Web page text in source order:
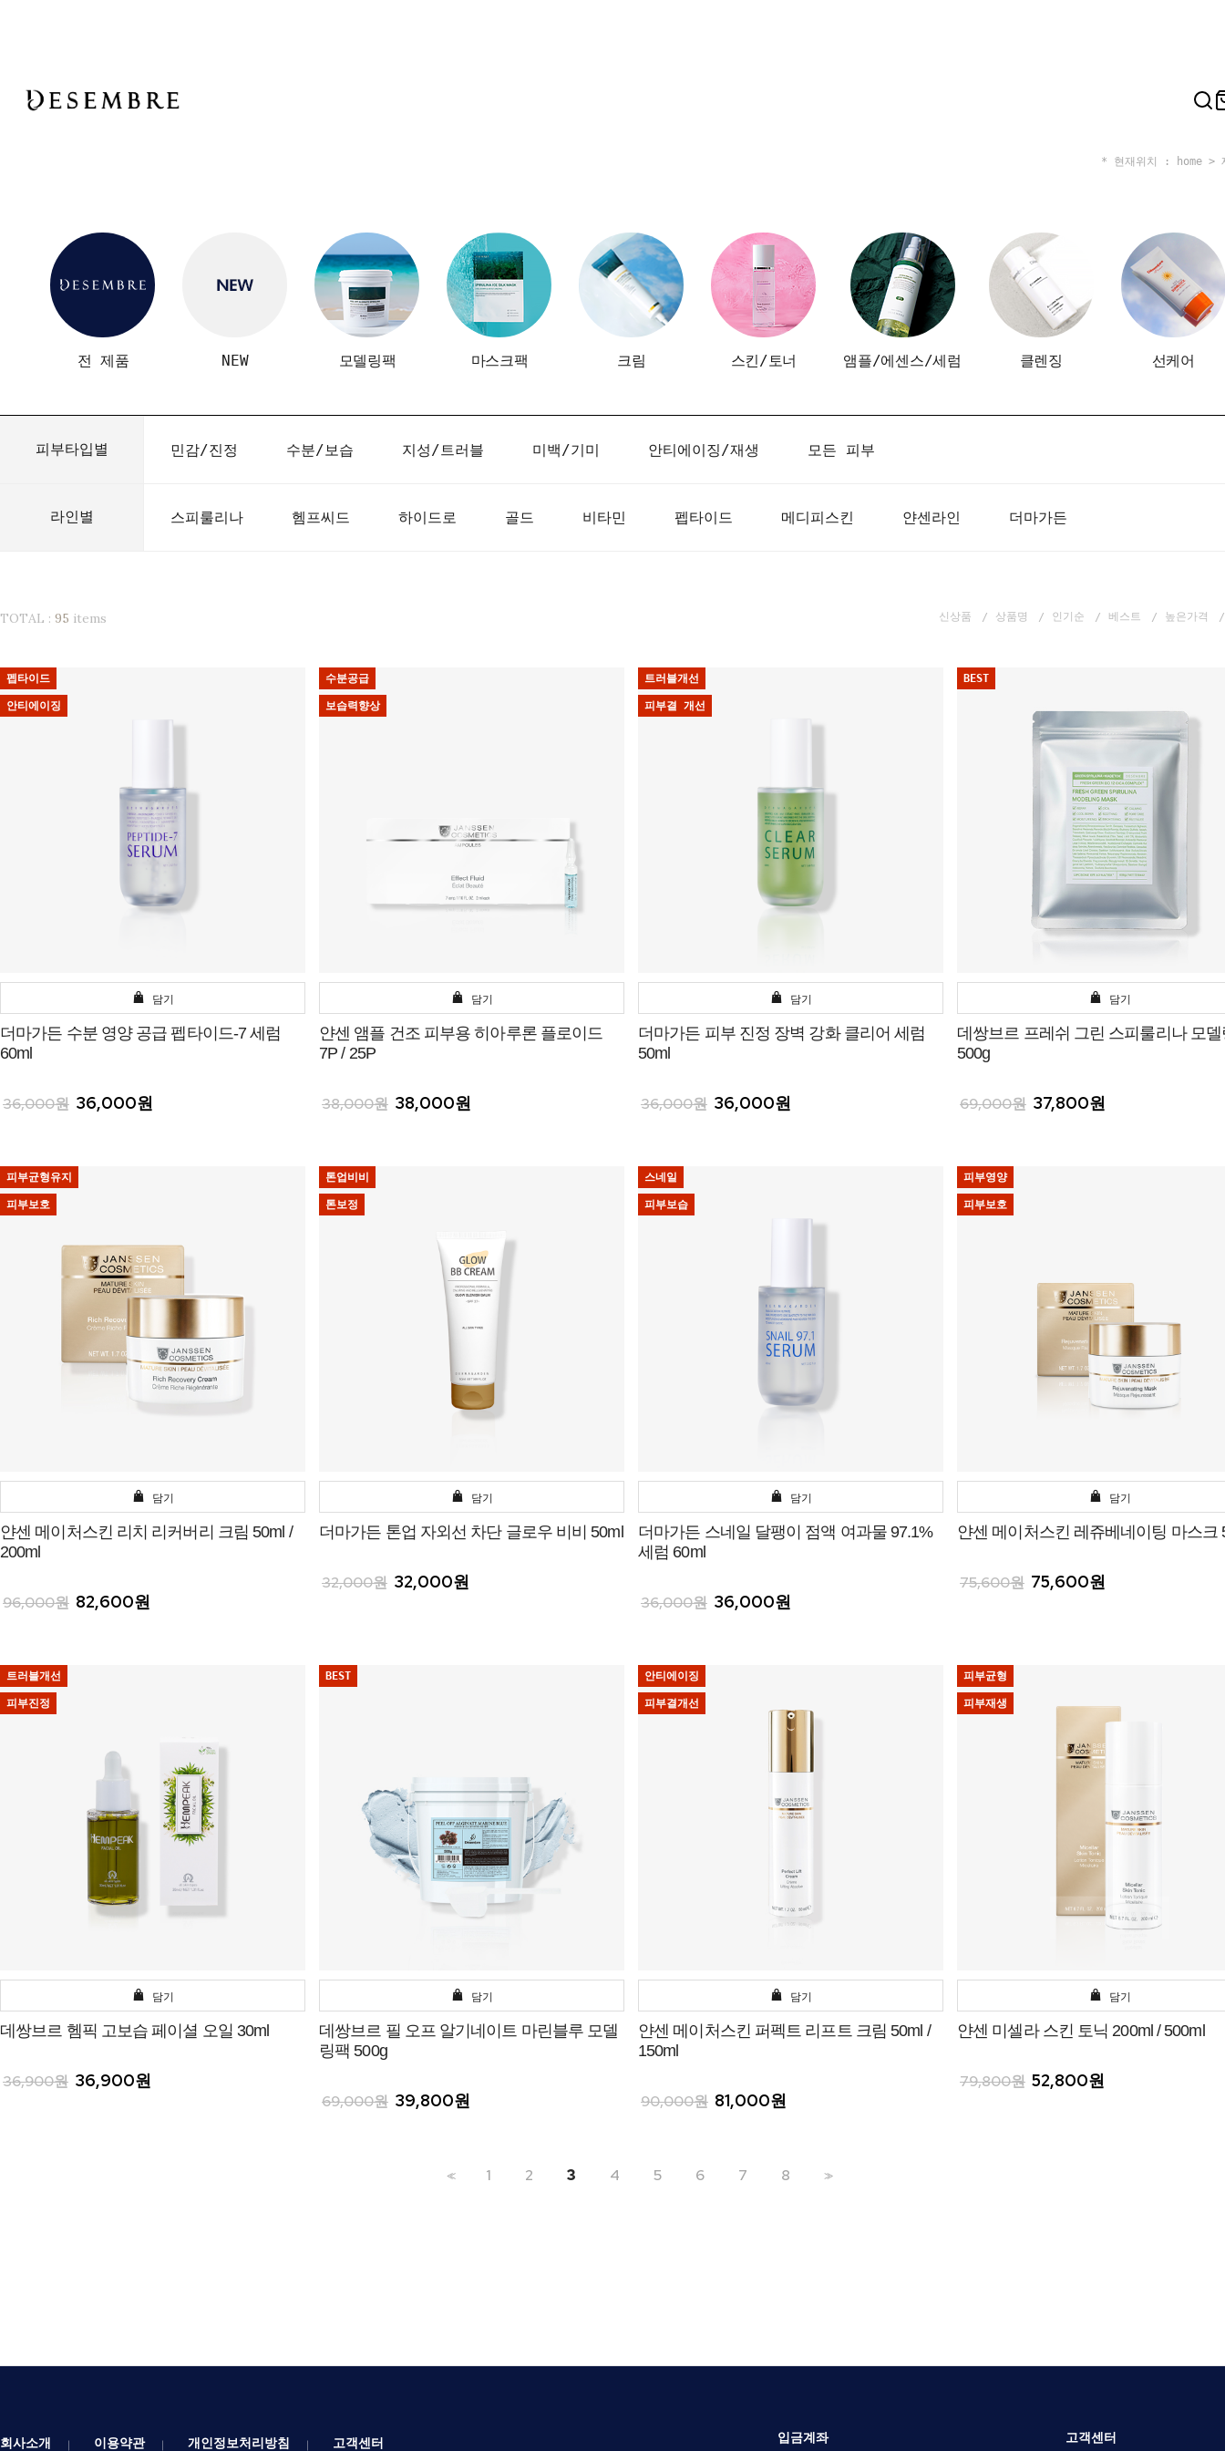
* 현재위치 : home >
전 제품 NEW 모델링팩 마스크팩 크림 스킨/토너 앰플/에센스/세럼 클렌징 선케어
피부타입별 민감/진정 수분/보습 지성/트러블 미백/기미 안티에이징/재생 모든 피부
라인별 스피룰리나 헴프씨드 하이드로 골드 비타민 펩타이드 메디피스킨 얀센라인 더마가든
TOTAL : 95 items 신상품 상품명 인기순 베스트 높은가격
펩타이드
안티에이징
담기
더마가든 수분 영양 공급 펩타이드-7 세럼
60ml
36,000원 36,000원
수분공급
보습력향상
담기
얀센 앰플 건조 피부용 히아루론 플로이드
7P / 25P
38,000원 38,000원
트러블개선
피부결 개선
담기
더마가든 피부 진정 장벽 강화 클리어 세럼
50ml
36,000원 36,000원
BEST
담기
데쌍브르 프레쉬 그린 스피룰리나 모
500g
69,000원 37,800원
피부균형유지
피부보호
담기
얀센 메이처스킨 리치 리커버리 크림 50ml /
200ml
96,000원 82,600원
톤업비비
톤보정
담기
더마가든 톤업 자외선 차단 글로우 비비 50ml
32,000원 32,000원
스네일
피부보습
담기
더마가든 스네일 달팽이 점액 여과물 97.1%
세럼 60ml
36,000원 36,000원
피부영양
피부보호
담기
얀센 메이처스킨 레쥬베네이팅 마스크
75,600원 75,600원
트러블개선
피부진정
담기
데쌍브르 헴픽 고보습 페이셜 오일 30ml
36,900원 36,900원
BEST
담기
데쌍브르 필 오프 알기네이트 마린블루 모델
링팩 500g
69,000원 39,800원
안티에이징
피부결개선
담기
얀센 메이처스킨 퍼펙트 리프트 크림 50ml /
150ml
90,000원 81,000원
피부균형
피부재생
담기
얀센 미셀라 스킨 토닉 200ml / 500ml
79,800원 52,800원
<< 1 2 3 4 5 6 7 8 >>
회사소개 이용약관 개인정보처리방침 고객센터 입금계좌 고객센터